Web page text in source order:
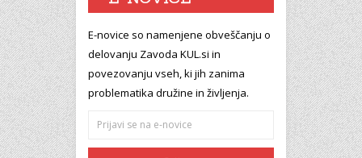
E-novice so namenjene obveščanju o
delovanju Zavoda KUL.si in
povezovanju vseh, ki jih zanima
problematika družine in življenja.